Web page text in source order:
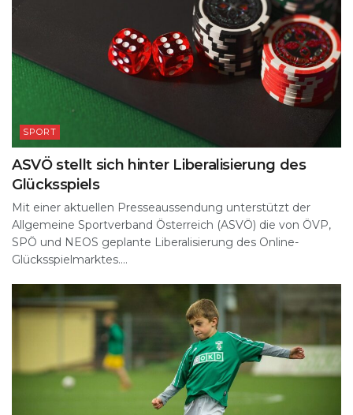
SPORT
ASVÖ stellt sich hinter Liberalisierung des
Glücksspiels
Mit einer aktuellen Presseaussendung unterstützt der
Allgemeine Sportverband Österreich (ASVÖ) die von ÖVP,
SPÖ und NEOS geplante Liberalisierung des Online-
Glücksspielmarktes....